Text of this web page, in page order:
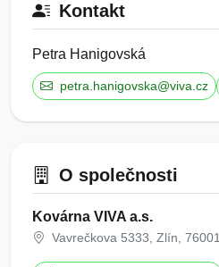
Kontakt
Petra Hanigovská
petra.hanigovska@viva.cz
O společnosti
Kovárna VIVA a.s.
Vavrečkova 5333, Zlín, 76001